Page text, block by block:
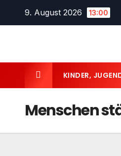
9. August 2026 13:00
KINDER,
Menschen